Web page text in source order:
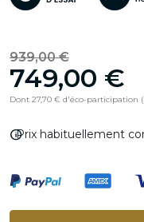
939,00 €
749,00 €
Dont 27,70 € d'éco-participation
infoPrix habituellement